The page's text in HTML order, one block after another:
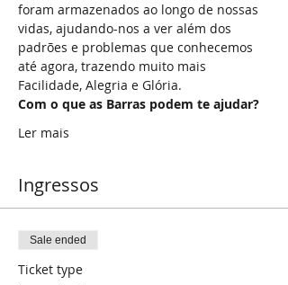
foram armazenados ao longo de nossas
vidas, ajudando-nos a ver além dos
padrões e problemas que conhecemos
até agora, trazendo muito mais
Facilidade, Alegria e Glória.
Com o que as Barras podem te ajudar?
Ler mais
Ingressos
Sale ended
Ticket type